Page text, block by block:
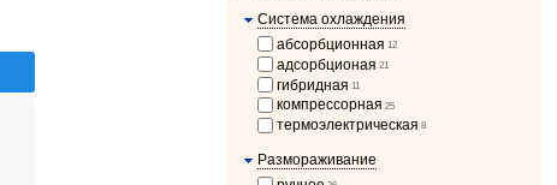
Система охлаждения
абсорбционная 12
адсорбционая 21
гибридная 11
компрессорная 25
термоэлектрическая 8
Размораживание